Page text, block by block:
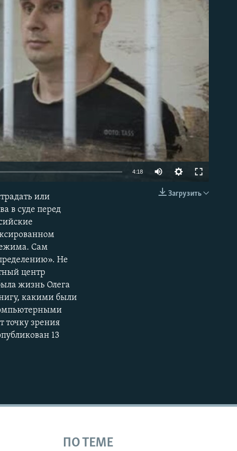
EMBED
4:18
Загрузить
или
в суде перед
Сам
Не
центр
жизнь Олега
какими были
точку зрения
13
ПО ТЕМЕ